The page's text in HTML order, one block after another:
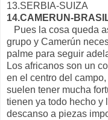
13.SERBIA-SUIZA
14.CAMERUN-
Pues la cosa queda
grupo y Camerún
palme para seguir
Los africanos son un
en el centro del
suelen tener mucha
tienen ya todo hecho y
descanso a piezas